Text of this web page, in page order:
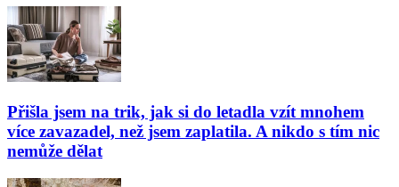
Přišla jsem na trik, jak si do letadla vzít mnohem
více zavazadel, než jsem zaplatila. A nikdo s tím nic
nemůže dělat